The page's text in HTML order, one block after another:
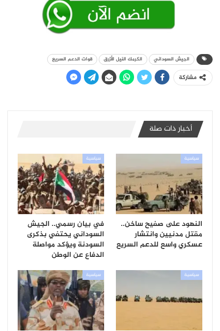
الجيش السوداني الكرمك النيل الأزرق قوات الدعم السريع
مشاركة
أخبار ذات صلة
سياسية
النهود على صفيح ساخن..
مقتل مدنيين وانتشار
عسكري واسع للدعم السريع
سياسية
في بيان رسمي.. الجيش
السوداني يحتفي بذكرى
السودنة ويؤكد مواصلة
الدفاع عن الوطن
سياسية سياسية